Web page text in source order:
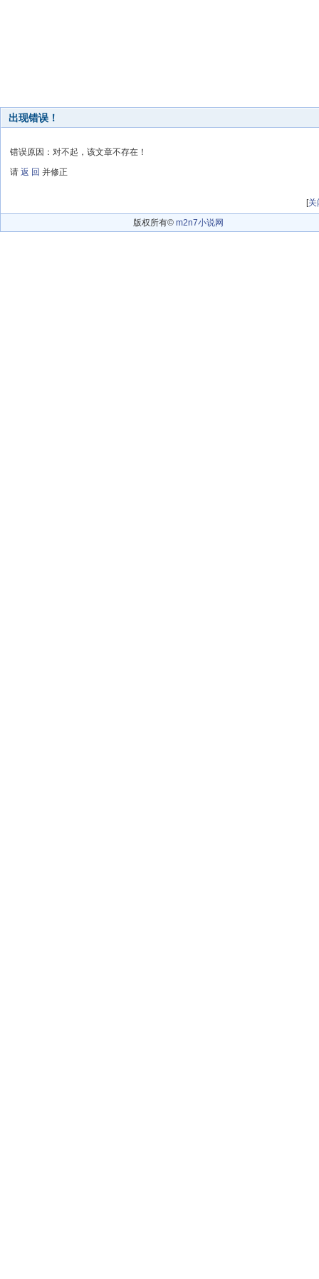
出现错误！
错误原因：对不起，该文章不存在！
请 返 回 并修正
[关
版权所有© m2n7小说网